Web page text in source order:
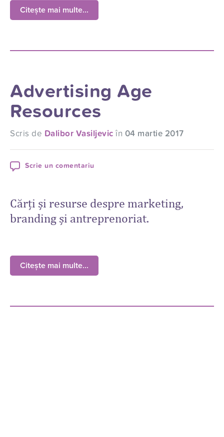
Citește mai multe...
Advertising Age
Resources
Scris de Dalibor Vasiljevic în 04 martie 2017
Scrie un comentariu
Cărți și resurse despre marketing,
branding și antreprenoriat.
Citește mai multe...